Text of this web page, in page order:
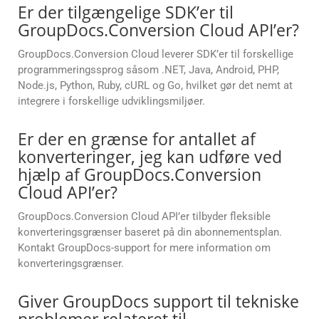
Er der tilgængelige SDK’er til
GroupDocs.Conversion Cloud API’er?
GroupDocs.Conversion Cloud leverer SDK’er til forskellige
programmeringssprog såsom .NET, Java, Android, PHP,
Node.js, Python, Ruby, cURL og Go, hvilket gør det nemt at
integrere i forskellige udviklingsmiljøer.
Er der en grænse for antallet af
konverteringer, jeg kan udføre ved
hjælp af GroupDocs.Conversion
Cloud API’er?
GroupDocs.Conversion Cloud API’er tilbyder fleksible
konverteringsgrænser baseret på din abonnementsplan.
Kontakt GroupDocs-support for mere information om
konverteringsgrænser.
Giver GroupDocs support til tekniske